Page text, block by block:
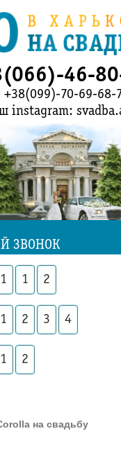
46-
+38(099)-70-69-68-
instagram:
ЗВОНОК
1 1 2
1 2 3 4
1 2
на свадьбу